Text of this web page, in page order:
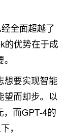
全面超越了
的优势在于成
想要实现智能
望而却步。以
而GPT-4的
，